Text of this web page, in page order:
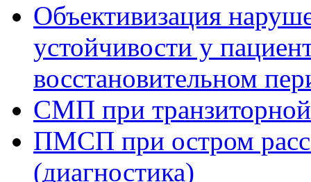
Объективизация
устойчивости у
восстановительном
СМП при
ПМСП при остром
(диагностика)